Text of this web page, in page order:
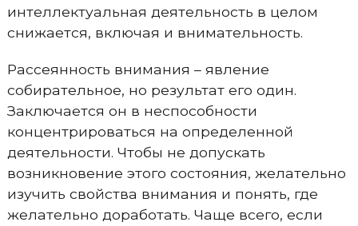
интеллектуальная деятельность в целом
снижается, включая и внимательность.
Рассеянность внимания – явление
собирательное, но результат его один.
Заключается он в неспособности
концентрироваться на определенной
деятельности. Чтобы не допускать
возникновение этого состояния, желательно
изучить свойства внимания и понять, где
желательно доработать. Чаще всего, если